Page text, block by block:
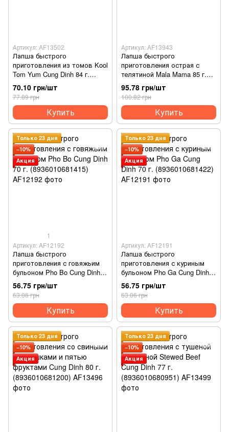
Артикул: AF13502
Лапша быстрого
приготовления из томов Kool
Tom Yum Cung Dinh 84 г.
(8936010682146)
70.10 грн/шт
77.89 грн
Купить
Артикул: AF13943
Лапша быстрого
приготовления острая с
телятиной Mala Mama 85 г.
(8850987151279)
95.78 грн/шт
100.82 грн
Купить
Только 23 дня
−10%
Акция
1
Артикул: AF12192
Лапша быстрого
приготовления с говяжьим
бульоном Pho Bo Cung Dinh
70 г. (8936010681415)
56.75 грн/шт
63.06 грн
Купить
Только 23 дня
−10%
Акция
Артикул: AF12191
Лапша быстрого
приготовления с куриным
бульоном Pho Ga Cung Dinh
70 г. (8936010681422)
56.75 грн/шт
63.06 грн
Купить
Только 23 дня
−10%
Акция
Только 23 дня
−10%
Акция